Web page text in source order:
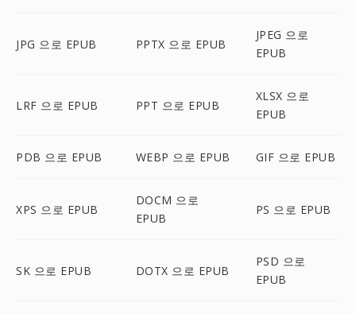
JPG 으로 EPUB PPTX 으로 EPUB
JPEG 으로
EPUB
LRF 으로 EPUB PPT 으로 EPUB
XLSX 으로
EPUB
PDB 으로 EPUB WEBP 으로 EPUB GIF 으로 EPUB
XPS 으로 EPUB
DOCM 으로
EPUB
PS 으로 EPUB
SK 으로 EPUB DOTX 으로 EPUB
PSD 으로
EPUB